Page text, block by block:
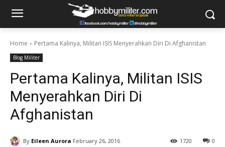
Home Pertama Kalinya, Militan ISIS Menyerahkan Diri Di Afghanistan
Blog Militer
Pertama Kalinya, Militan ISIS
Menyerahkan Diri Di
Afghanistan
By Eileen Aurora February 26, 2016 0
1720